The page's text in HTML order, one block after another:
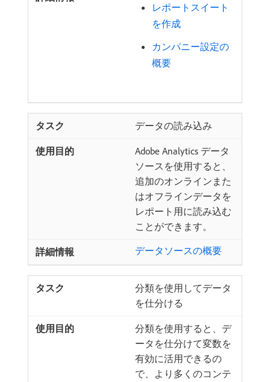
レポートスイート
を作成
カンパニー設定の
概要
データの読み込み
Adobe Analytics データ
ソースを使用すると、
追加のオンラインまた
はオフラインデータを
レポート用に読み込む
ことができます。
データソースの概要
分類を使用してデータ
を仕分ける
分類を使用すると、デ
ータを仕分けて変数を
有効に活用できるの
で、より多くのコンテ